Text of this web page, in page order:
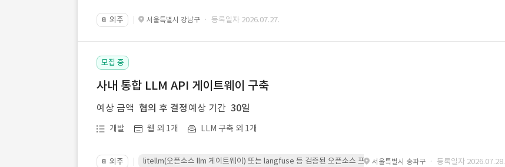
📔 외주 서울특별시 강남구 · 등록일자 2026.07.27.
모집 중
사내 통합 LLM API 게이트웨이 구축
예상 금액 협의 후 결정 예상 기간 30일
개발 웹 외 1개 LLM 구축 외 1개
📔 외주 litellm(오픈소스 llm 게이트웨이) 또는 langfuse 등 검증된 오픈소스 프레임워크를 기반으로 시스템을 구축
서울특별시 송파구 · 등록일자 2026.07.28.